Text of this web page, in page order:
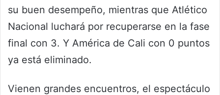
su buen desempeño, mientras que Atlético
Nacional luchará por recuperarse en la fase
final con 3. Y América de Cali con 0 puntos
ya está eliminado.
Vienen grandes encuentros, el espectáculo